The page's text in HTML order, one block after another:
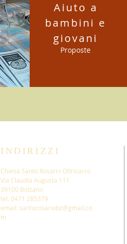
Aiuto a
bambini e
giovani
Proposte
INDIRIZZI
Chiesa Santo Rosario Oltrisarco
Via Claudia Augusta 111
39100 Bolzano
tel. 0471 285379
email: santorosariobz@gmail.co
m